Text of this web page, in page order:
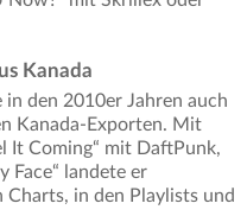
Kanada
den 2010er Jahren auch
Kanada-Exporten. Mit
It Coming“ mit DaftPunk,
Face“ landete er
Charts, in den Playlists und